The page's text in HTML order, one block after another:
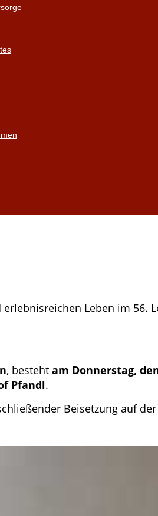
Leben im 56.
, besteht am Donnerstag,
Pfandl.
Beisetzung auf